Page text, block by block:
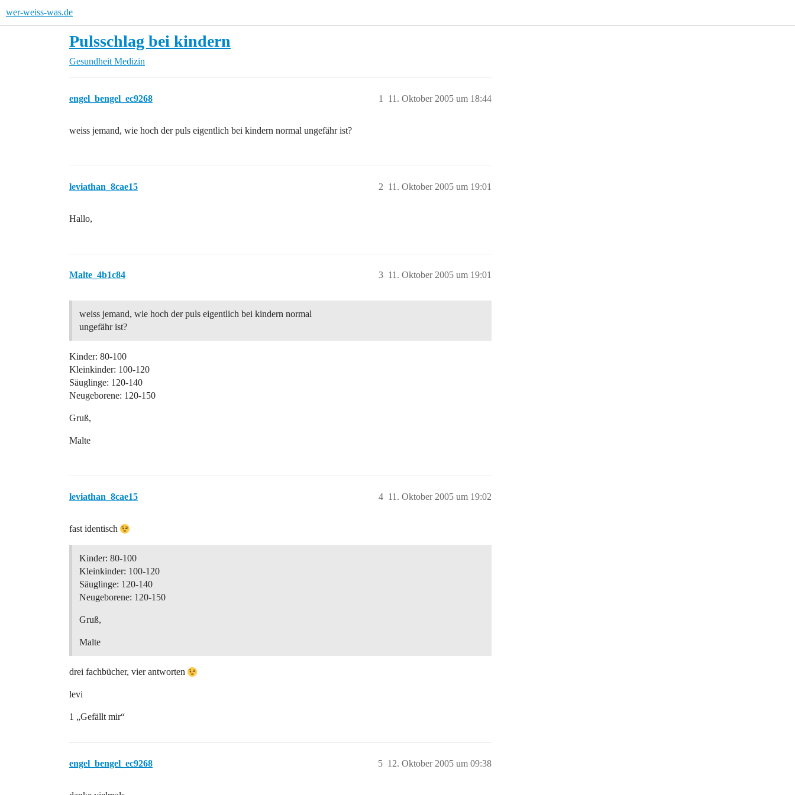
wer-weiss-was.de
Pulsschlag bei kindern
Gesundheit Medizin
engel_bengel_ec9268 11. Oktober 2005 um 18:44
1
weiss jemand, wie hoch der puls eigentlich bei kindern normal ungefähr ist?
leviathan_8cae15 11. Oktober 2005 um 19:01
2
Hallo,
Malte_4b1c84 11. Oktober 2005 um 19:01
3
weiss jemand, wie hoch der puls eigentlich bei kindern normal
ungefähr ist?
Kinder: 80-100
Kleinkinder: 100-120
Säuglinge: 120-140
Neugeborene: 120-150
Gruß,
Malte
leviathan_8cae15 11. Oktober 2005 um 19:02
4
fast identisch
Kinder: 80-100
Kleinkinder: 100-120
Säuglinge: 120-140
Neugeborene: 120-150
Gruß,
Malte
drei fachbücher, vier antworten
levi
1 „Gefällt mir“
engel_bengel_ec9268 12. Oktober 2005 um 09:38
5